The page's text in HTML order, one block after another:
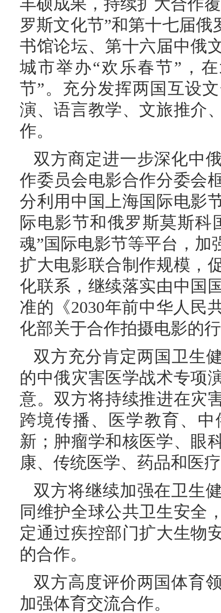
丰硕成果，持续扩大合作
罗斯文化节”和第十七届俄
书馆论坛、第十六届中俄
城市举办“欢乐春节”，
节”。充分发挥两国互设
演、语言教学、文旅推介
作。
双方商定进一步深化中
作委员会电影合作分委会
分利用中国上海国际电影
际电影节和俄罗斯莫斯科
魂”国际电影节等平台，加
扩大电影联合制作规模，
化联系，继续落实由中国
准的《2030年前中华人民
化部关于合作拍摄电影的
双方充分肯定两国卫生
的中俄灾害医学战术专项
意。双方将持续推进在灾
跨境传播、医学教育、
新；肿瘤学和核医学、眼
康、传统医学、药品和医
双方将继续加强在卫生
同维护全球公共卫生安全
定通过疾控部门扩大生物
的合作。
双方高度评价两国体育
加强体育交流合作。